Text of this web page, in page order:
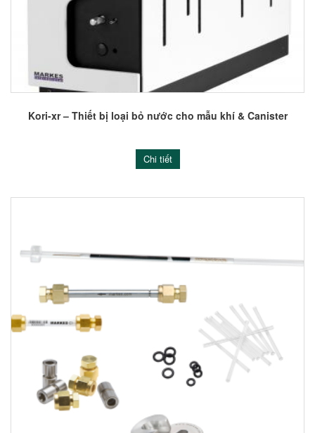
Kori-xr – Thiết bị loại bỏ nước cho mẫu khí & Canister
Chi tiết